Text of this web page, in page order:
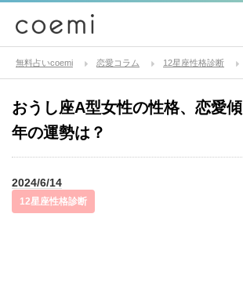
無料占いcoemi 恋愛コラム 12星座性格診断
おうし座A型女性の性格、恋愛
年の運勢は？
2024/6/14
12星座性格診断